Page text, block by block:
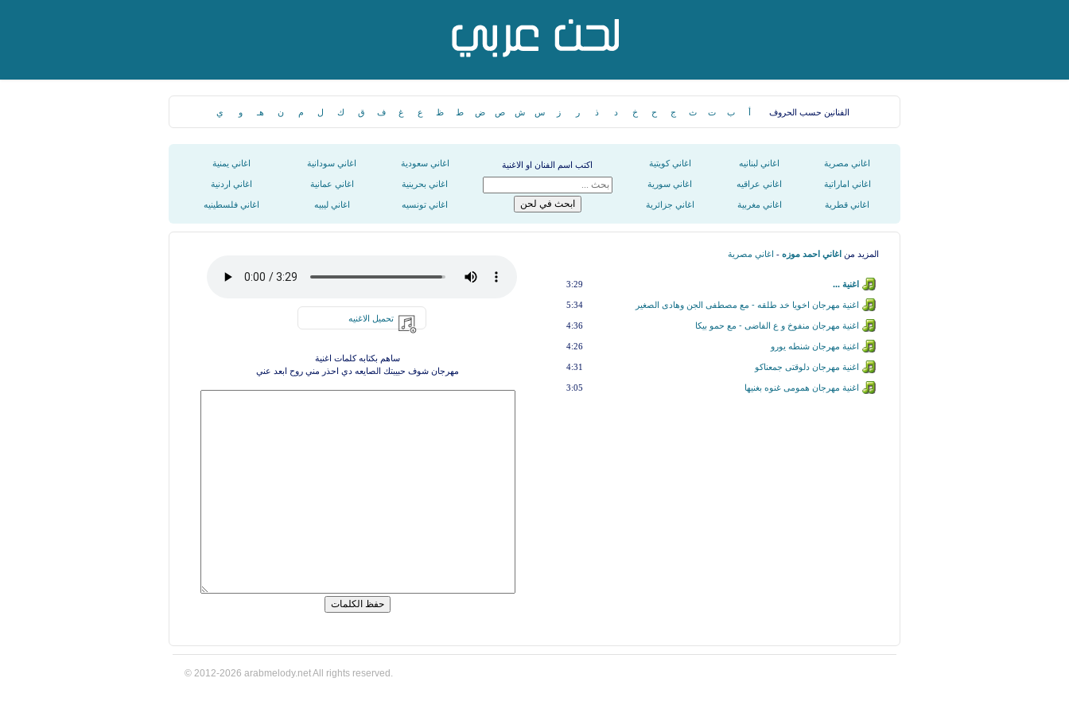
الفنانين حسب الحروف أ ب ت ث ج ح خ د ذ ر ز س ش ص ض ط ظ ع غ ف ق ك ل م ن هـ و ي
اغاني مصرية اغاني لبنانيه اغاني كويتية اكتب اسم الفنان او الاغنية اغاني سعودية اغاني سودانية اغاني يمنية
اغاني اماراتية اغاني عراقيه اغاني سورية اغاني بحرينية اغاني عمانية اغاني اردنية
اغاني قطرية اغاني مغربية اغاني جزائرية اغاني تونسيه اغاني ليبيه اغاني فلسطينيه
المزيد من اغاني احمد موزه - اغاني مصرية
اغنية ... 3:29
اغنية مهرجان اخويا خد طلقه - مع مصطفى الجن وهادى الصغير 5:34
اغنية مهرجان منفوخ و ع الفاضى - مع حمو بيكا 4:36
اغنية مهرجان شنطه يورو 4:26
اغنية مهرجان دلوقتى جمعناكو 4:31
اغنية مهرجان همومى غنوه بغنيها 3:05
تحميل الاغنيه
ساهم بكتابه كلمات اغنية
مهرجان شوف حبيبتك الصايعه دي احذر مني روح ابعد عني
© 2012-2026 arabmelody.net All rights reserved.